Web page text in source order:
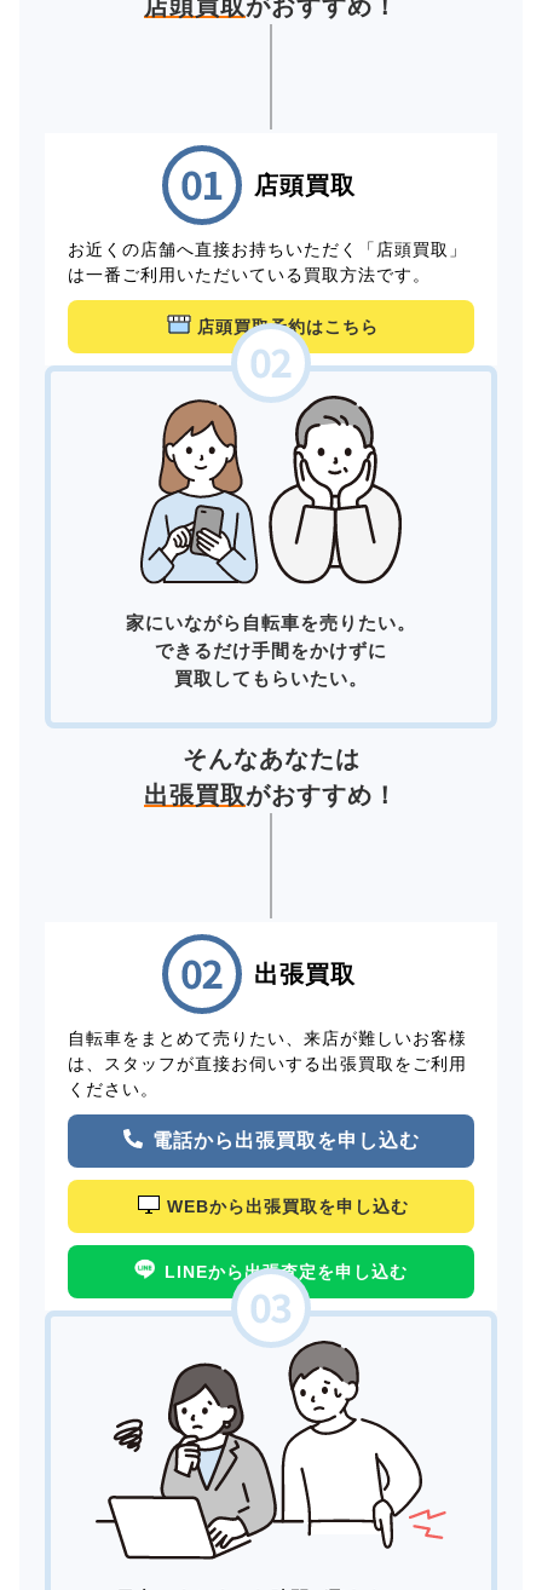
店頭買取がおすすめ！
店頭買取
お近くの店舗へ直接お持ちいただく「店頭買取」
は一番ご利用いただいている買取方法です。
店頭買取予約はこちら
家にいながら自転車を売りたい。
できるだけ手間をかけずに
買取してもらいたい。
そんなあなたは
出張買取がおすすめ！
出張買取
自転車をまとめて売りたい、来店が難しいお客様
は、スタッフが直接お伺いする出張買取をご利用
ください。
電話から出張買取を申し込む
WEBから出張買取を申し込む
LINEから出張査定を申し込む